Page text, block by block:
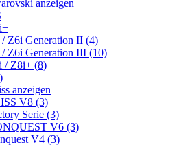
anzeigen
/ Z6i Generation II (4)
/ Z6i Generation III (10)
/ Z8i+ (8)
anzeigen
V8 (3)
Serie (3)
V6 (3)
V4 (3)